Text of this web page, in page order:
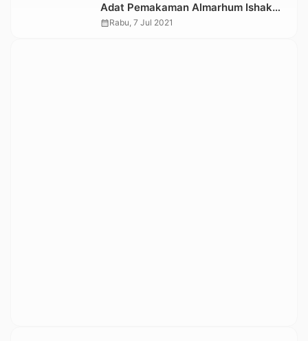
Adat Pemakaman Almarhum Ishak
Bitticaca Diundur
calendar_monthRabu, 7 Jul 2021